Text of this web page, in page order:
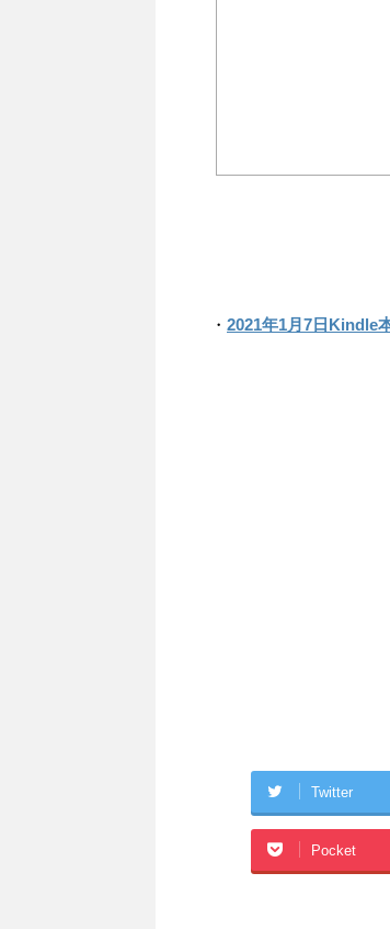
・ 2021年1月7日Kindle
Twitter
Pocket